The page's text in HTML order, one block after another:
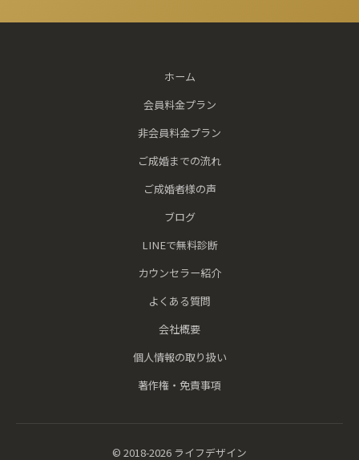
ホーム
会員料金プラン
非会員料金プラン
ご成婚までの流れ
ご成婚者様の声
ブログ
LINEで無料診断
カウンセラー紹介
よくある質問
会社概要
個人情報の取り扱い
著作権・免責事項
© 2018-2026 ライフデザイン